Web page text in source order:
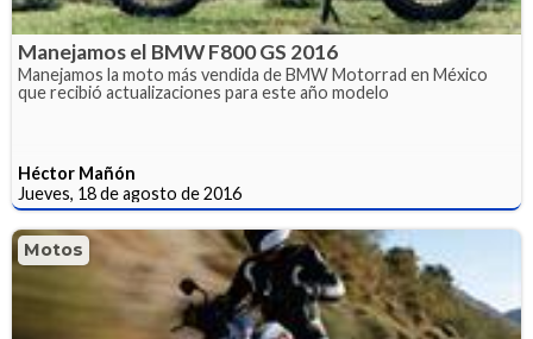
Manejamos el BMW F800 GS 2016
Manejamos la moto más vendida de BMW Motorrad en México
que recibió actualizaciones para este año modelo
Héctor Mañón
Jueves, 18 de agosto de 2016
Motos